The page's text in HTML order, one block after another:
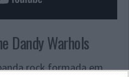
Dandy Warhols
rock formada em